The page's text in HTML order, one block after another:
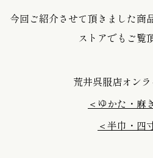
今回ご紹介させて頂きました商
ストアでもご覧
荒井呉服店オン
＜ゆかた・麻
＜半巾・四